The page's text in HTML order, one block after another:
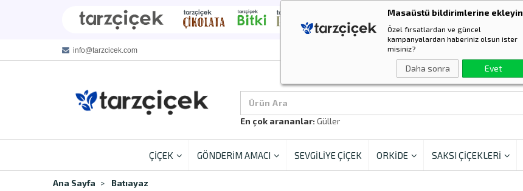
Masaüstü bildirimlerine ekleyin
Özel fırsatlardan ve güncel
kampanyalardan haberiniz olsun ister
misiniz?
Daha sonra Evet
info@tarzcicek.com
Ürün Ara
En çok arananlar: Güller
ÇİÇEK GÖNDERİM AMACI SEVGİLİYE ÇİÇEK ORKİDE SAKSI ÇİÇEKLERİ
Ana Sayfa Batıayaz